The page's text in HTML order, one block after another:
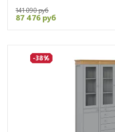
141 090 руб
87 476 руб
-38%